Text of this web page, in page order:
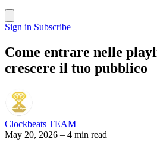
Sign in Subscribe
Come entrare nelle
crescere il tuo pubblico
Clockbeats TEAM
May 20, 2026 – 4 min read